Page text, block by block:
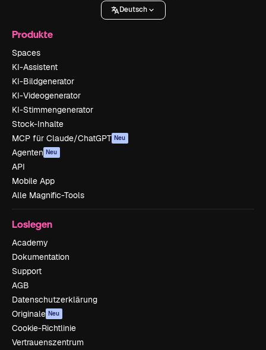
Deutsch
Produkte
Spaces
KI-Assistent
KI-Bildgenerator
KI-Videogenerator
KI-Stimmengenerator
Stock-Inhalte
MCP für Claude/ChatGPT Neu
Agenten Neu
API
Mobile App
Alle Magnific-Tools
Loslegen
Academy
Dokumentation
Support
AGB
Datenschutzerklärung
Originale Neu
Cookie-Richtlinie
Vertrauenszentrum